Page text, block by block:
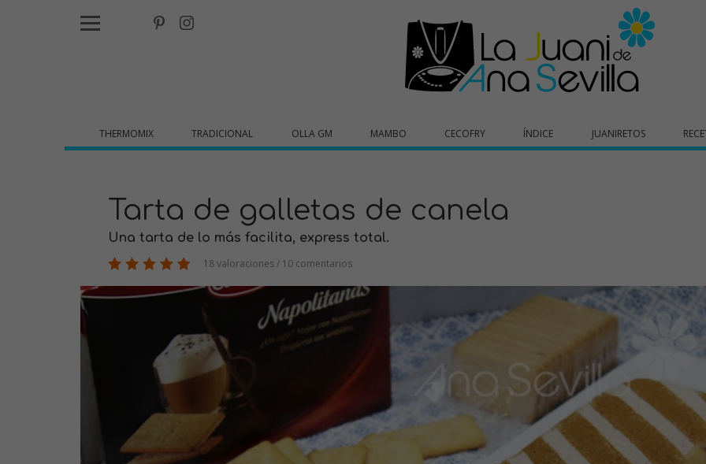
THERMOMIX TRADICIONAL OLLA GM MAMBO CECOFRY ÍNDICE JUANIRETOS
Tarta de galletas de canela
Una tarta de lo más facilita, express total.
18 valoraciones / 10 comentarios